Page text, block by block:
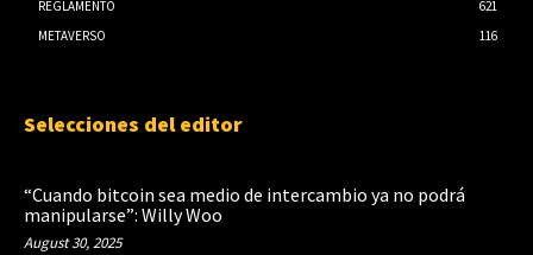
REGLAMENTO
621
METAVERSO
116
Selecciones del editor
“Cuando bitcoin sea medio de intercambio ya no podrá
manipularse”: Willy Woo
August 30, 2025